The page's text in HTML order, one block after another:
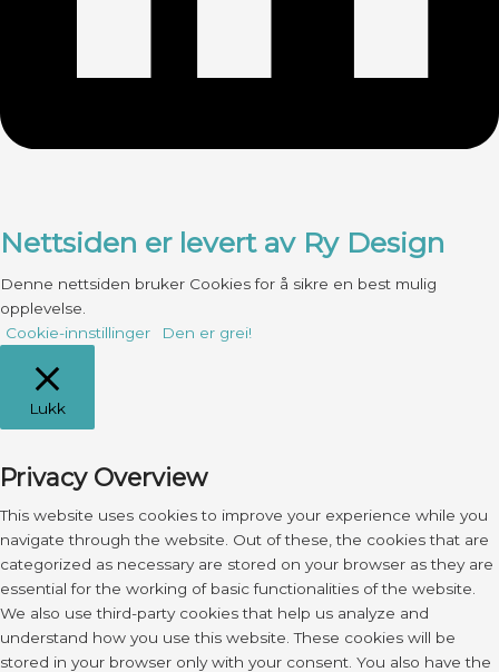
Nettsiden er levert av Ry Design
Denne nettsiden bruker Cookies for å sikre en best mulig
opplevelse.
Cookie-innstillinger
Den er grei!
Lukk
Privacy Overview
This website uses cookies to improve your experience while you
navigate through the website. Out of these, the cookies that are
categorized as necessary are stored on your browser as they are
essential for the working of basic functionalities of the website.
We also use third-party cookies that help us analyze and
understand how you use this website. These cookies will be
stored in your browser only with your consent. You also have the